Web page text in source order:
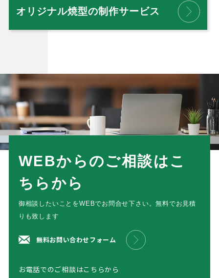
オリジナル焼型の制作サービス
WEBからのご相談はこ
ちらから
御相談したいことをWEBでお問合せ下さい。無料でお見積
りも致します
無料お問い合わせフォーム
お電話でのご相談はこちらから